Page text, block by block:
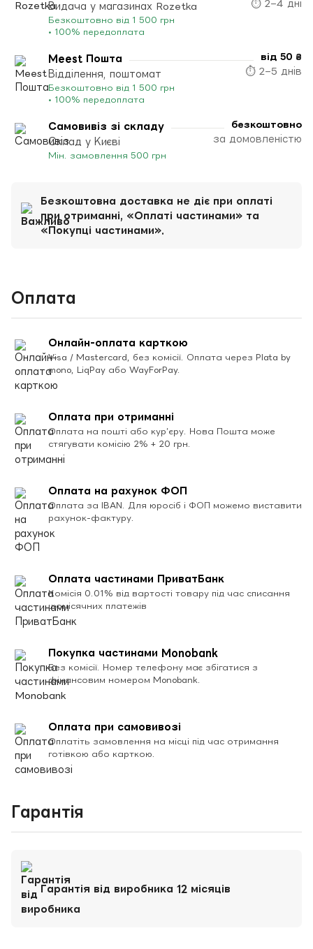
Видача у магазинах Rozetka
Безкоштовно від 1 500 грн
• 100% передоплата
⏱ 2–4 дні
Meest Пошта
Відділення, поштомат
Безкоштовно від 1 500 грн
• 100% передоплата
від 50 ₴
⏱ 2–5 днів
Самовивіз зі складу
Склад у Києві
Мін. замовлення 500 грн
безкоштовно
за домовленістю
Безкоштовна доставка не діє при оплаті
при отриманні, «Оплаті частинами» та
«Покупці частинами».
Оплата
Онлайн-оплата карткою
Visa / Mastercard, без комісії. Оплата через Plata by
mono, LiqPay або WayForPay.
Оплата при отриманні
Оплата на пошті або кур’єру. Нова Пошта може
стягувати комісію 2% + 20 грн.
Оплата на рахунок ФОП
Оплата за IBAN. Для юросіб і ФОП можемо виставити
рахунок-фактуру.
Оплата частинами ПриватБанк
Комісія 0.01% від вартості товару під час списання
щомісячних платежів
Покупка частинами Monobank
Без комісії. Номер телефону має збігатися з
фінансовим номером Monobank.
Оплата при самовивозі
Оплатіть замовлення на місці під час отримання
готівкою або карткою.
Гарантія
Гарантія від виробника 12 місяців